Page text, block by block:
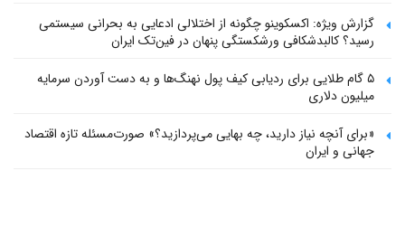
گزارش ویژه: اکسکوینو چگونه از اختلالی ادعایی به بحرانی سیستمی
رسید؟ کالبدشکافی ورشکستگی پنهان در فین‌تک ایران
۵ گام طلایی برای ردیابی کیف پول‌ نهنگ‌ها و به دست آوردن سرمایه
میلیون دلاری
«برای آنچه نیاز دارید، چه بهایی می‌پردازید؟» صورت‌مسئله تازه اقتصاد
جهانی و ایران